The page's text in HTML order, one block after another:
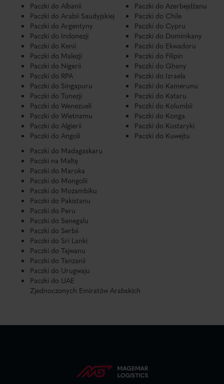
Paczki do Albanii
Paczki do Arabii Saudyjskiej
Paczki do Argentyny
Paczki do Indonezji
Paczki do Kenii
Paczki do Malezji
Paczki do Nigerii
Paczki do RPA
Paczki do Singapuru
Paczki do Tunezji
Paczki do Wenezueli
Paczki do Wietnamu
Paczki do Algierii
Paczki do Angoli
Paczki do Azerbejdżanu
Paczki do Chile
Paczki do Cypru
Paczki do Dominikany
Paczki do Ekwadoru
Paczki do Filipin
Paczki do Ghany
Paczki do Izraela
Paczki do Kamerunu
Paczki do Kataru
Paczki do Kolumbii
Paczki do Konga
Paczki do Kostaryki
Paczki do Kuwejtu
Paczki do Madagaskaru
Paczki na Maltę
Paczki do Maroka
Paczki do Mongolii
Paczki do Mozambiku
Paczki do Pakistanu
Paczki do Peru
Paczki do Senegalu
Paczki do Serbii
Paczki do Sri Lanki
Paczki do Tajwanu
Paczki do Tanzanii
Paczki do Urugwaju
Paczki do UAE
Zjednoczonych Emiratów Arabskich